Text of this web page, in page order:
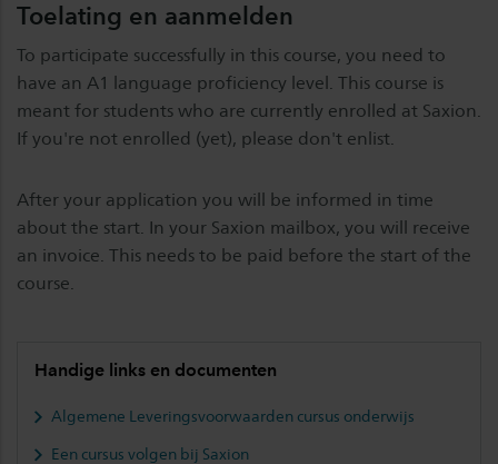
Toelating en aanmelden
To participate successfully in this course, you need to
have an A1 language proficiency level. This course is
meant for students who are currently enrolled at Saxion.
If you're not enrolled (yet), please don't enlist.
After your application you will be informed in time
about the start. In your Saxion mailbox, you will receive
an invoice. This needs to be paid before the start of the
course.
Handige links en documenten
Algemene Leveringsvoorwaarden cursus onderwijs
Een cursus volgen bij Saxion